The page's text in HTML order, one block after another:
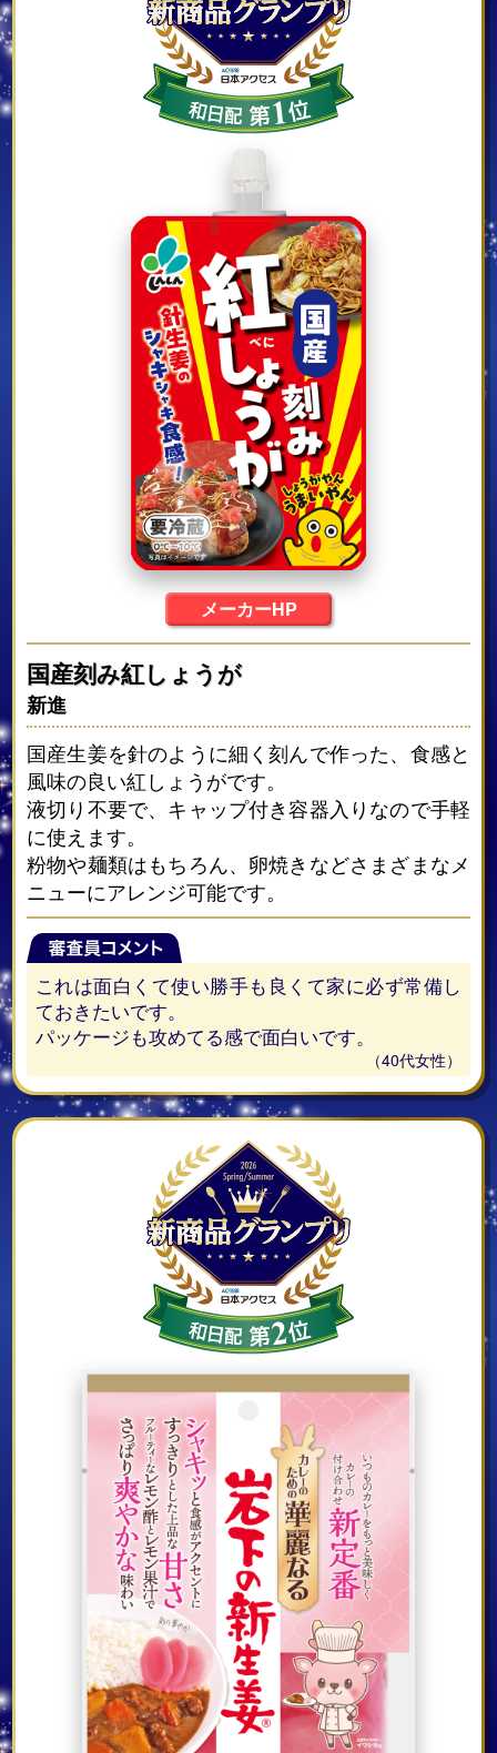
メーカーHP
国産刻み紅しょうが
新進
国産生姜を針のように細く刻んで作った、食感と
風味の良い紅しょうがです。
液切り不要で、キャップ付き容器入りなので手軽
に使えます。
粉物や麺類はもちろん、卵焼きなどさまざまなメ
ニューにアレンジ可能です。
これは面白くて使い勝手も良くて家に必ず常備し
ておきたいです。
パッケージも攻めてる感で面白いです。
（40代女性）